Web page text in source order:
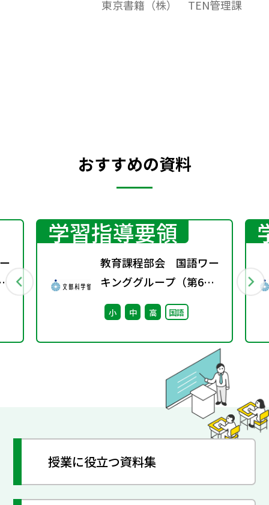
東京書籍（株） TEN管理課
おすすめの資料
学習指導要領
教育課程部会 国語ワー
キンググループ（第6
回） 配付資料
小 中 高 国語
授業に役立つ資料集